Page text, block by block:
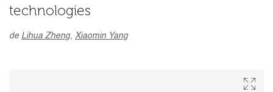
technologies
de Lihua Zheng, Xiaomin Yang